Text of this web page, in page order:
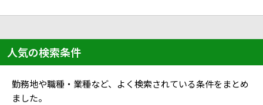
人気の検索条件
勤務地や職種・業種など、よく検索されている条件をまとめ
ました。
障害のある新卒学生専門の就職エージェントサービス
就職・転職ノウハウ
お問い合わせ・よくある質問